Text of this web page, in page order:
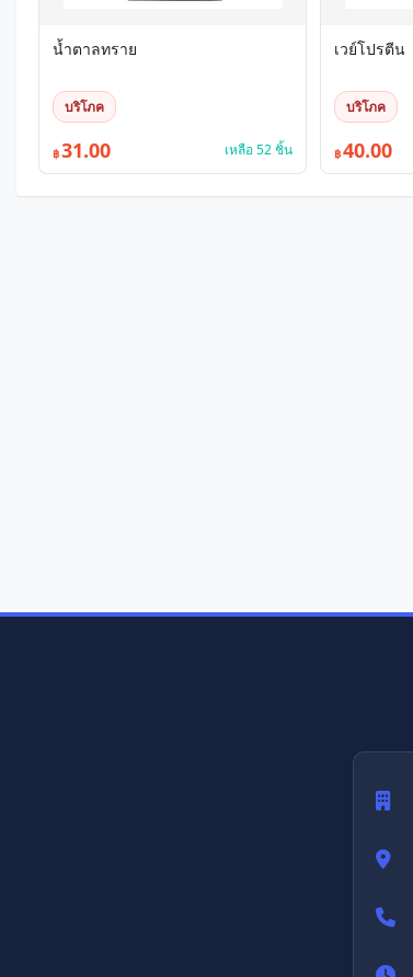
น้ำตาลทราย
บริโภค
฿31.00 เหลือ 52 ชิ้น
เวย์โปรตีน
บริโภค
฿40.00